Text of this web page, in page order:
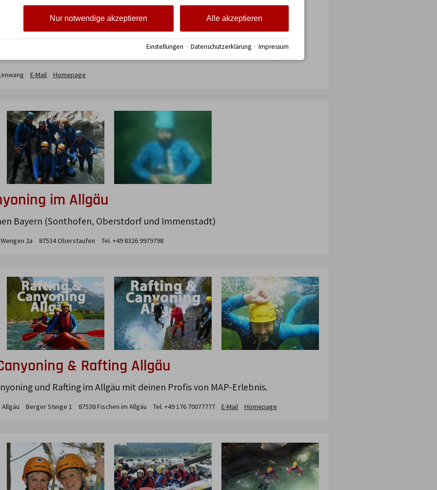
das Allgäu neu entdecken.Gemeinsam wandern, lautlos über die Iller
einzigartigen Perspektive erleben. Nachhaltig mit Bus und Bahn, in
von erfahrenen Guides. Keine Vorkenntnisse nötig, Ausrüstung und
und Kinder ab 10 Jahren.
E-Mail Homepage
im Allgäu
Bayern (Sonthofen, Oberstdorf und Immenstadt)
Wengen 2a 87534Oberstaufen Tel. +49 8326 9979798
& Rafting Allgäu
und Rafting im Allgäu mit deinen Profis von MAP-Erlebnis.
Allgäu Berger Steige 1 87538Fischen im Allgäu Tel. +49 176 70077777 E-Mail Homepage
Alle akzeptieren
Nur notwendige akzeptieren
Einstellungen · Datenschutzerklärung · Impressum